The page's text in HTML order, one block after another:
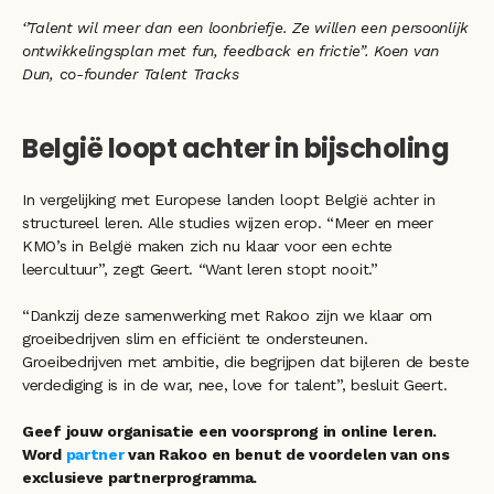
‘’Talent wil meer dan een loonbriefje. Ze willen een persoonlijk
ontwikkelingsplan met fun, feedback en frictie”. Koen van
Dun, co-founder Talent Tracks
België loopt achter in bijscholing
In vergelijking met Europese landen loopt België achter in
structureel leren. Alle studies wijzen erop. “Meer en meer
KMO’s in België maken zich nu klaar voor een echte
leercultuur”, zegt Geert. “Want leren stopt nooit.”
“Dankzij deze samenwerking met Rakoo zijn we klaar om
groeibedrijven slim en efficiënt te ondersteunen.
Groeibedrijven met ambitie, die begrijpen dat bijleren de beste
verdediging is in de war, nee, love for talent”, besluit Geert.
Geef jouw organisatie een voorsprong in online leren.
Word partner van Rakoo en benut de voordelen van ons
exclusieve partnerprogramma.